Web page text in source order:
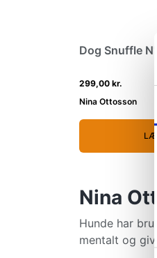
Dog Snuffle N'
299,00 kr.
Nina Ottosson
Nina
Hunde har
mentalt og